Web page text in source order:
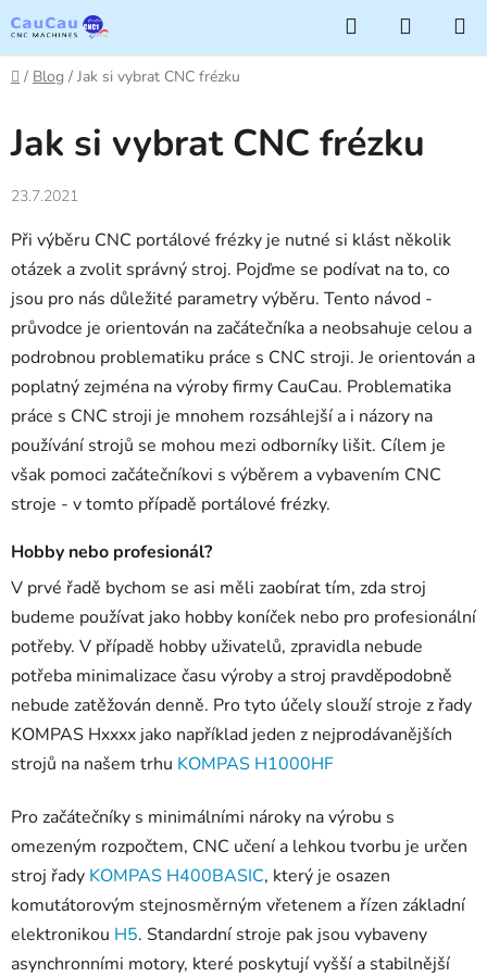
na
obsah
Hledat
KOŠÍK
Domů
/ Blog / Jak si vybrat CNC frézku
Jak si vybrat CNC frézku
23.7.2021
Při výběru CNC portálové frézky je nutné si klást několik
otázek a zvolit správný stroj. Pojďme se podívat na to, co
jsou pro nás důležité parametry výběru. Tento návod -
průvodce je orientován na začátečníka a neobsahuje celou a
podrobnou problematiku práce s CNC stroji. Je orientován a
poplatný zejména na výroby firmy CauCau. Problematika
práce s CNC stroji je mnohem rozsáhlejší a i názory na
používání strojů se mohou mezi odborníky lišit. Cílem je
však pomoci začátečníkovi s výběrem a vybavením CNC
stroje - v tomto případě portálové frézky.
Hobby nebo profesionál?
V prvé řadě bychom se asi měli zaobírat tím, zda stroj
budeme používat jako hobby koníček nebo pro profesionální
potřeby. V případě hobby uživatelů, zpravidla nebude
potřeba minimalizace času výroby a stroj pravděpodobně
nebude zatěžován denně. Pro tyto účely slouží stroje z řady
KOMPAS Hxxxx jako například jeden z nejprodávanějších
strojů na našem trhu KOMPAS H1000HF
Pro začátečníky s minimálními nároky na výrobu s
omezeným rozpočtem, CNC učení a lehkou tvorbu je určen
stroj řady KOMPAS H400BASIC, který je osazen
komutátorovým stejnosměrným vřetenem a řízen základní
elektronikou H5. Standardní stroje pak jsou vybaveny
asynchronními motory, které poskytují vyšší a stabilnější